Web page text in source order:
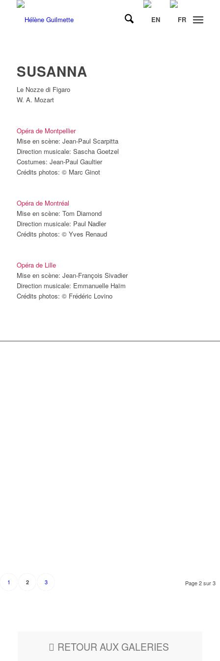
SUSANNA
Le Nozze di Figaro
W. A. Mozart
Opéra de Montpellier
Mise en scène: Jean-Paul Scarpitta
Direction musicale: Sascha Goetzel
Costumes: Jean-Paul Gaultier
Crédits photos: © Marc Ginot
Opéra de Montréal
Mise en scène: Tom Diamond
Direction musicale: Paul Nadler
Crédits photos: © Yves Renaud
Opéra de Lille
Mise en scène: Jean-François Sivadier
Direction musicale: Emmanuelle Haïm
Crédits photos: © Frédéric Lovino
Page 2 sur 3
1 2 3
RETOUR AUX GALERIES